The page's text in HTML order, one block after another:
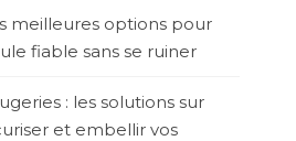
meilleures options pour
fiable sans se ruiner
: les solutions sur
et embellir vos